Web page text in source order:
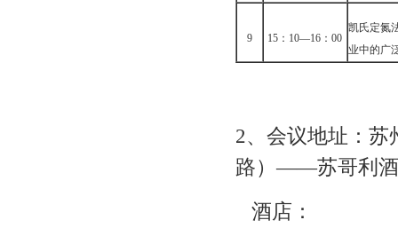
9 15 ：10—16：00
凯氏定氮
业中的广
2、会议地址：苏
路）――苏哥利
酒店：